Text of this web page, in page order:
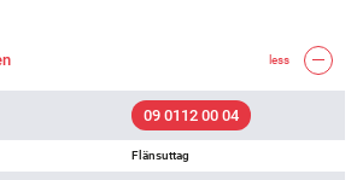
less
09 0112 00 04
Flänsuttag